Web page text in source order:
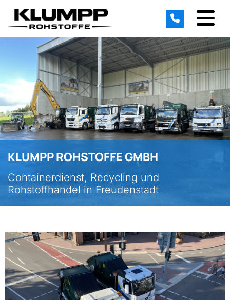
KLUMPP ROHSTOFFE GMBH
Containerdienst, Recycling und
Rohstoffhandel in Freudenstadt